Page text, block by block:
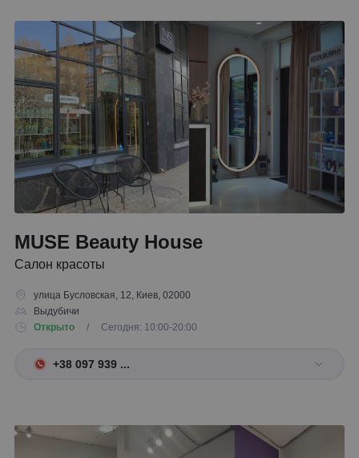
MUSE Beauty House
Салон красоты
улица Бусловская, 12, Киев, 02000
Выдубичи
Открыто
/ Сегодня: 10:00-20:00
+38 097 939 ...